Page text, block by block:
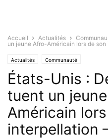
Accueil Actualités
un jeune Afro-Américain lors de
Actualités Communauté
États-Unis :
tuent un
Américain
interpellation